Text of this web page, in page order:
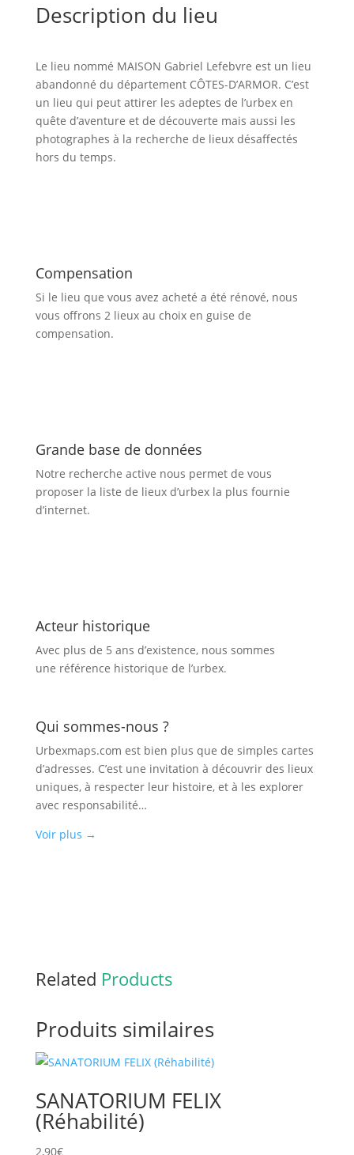
Description du lieu
Le lieu nommé MAISON Gabriel Lefebvre est un lieu
abandonné du département CÔTES-D’ARMOR. C’est
un lieu qui peut attirer les adeptes de l’urbex en
quête d’aventure et de découverte mais aussi les
photographes à la recherche de lieux désaffectés
hors du temps.
Compensation
Si le lieu que vous avez acheté a été rénové, nous
vous offrons 2 lieux au choix en guise de
compensation.
Grande base de données
Notre recherche active nous permet de vous
proposer la liste de lieux d’urbexla plus fournie
d’internet.
Acteur historique
Avec plus de 5 ans d’existence, nous sommes
une référence historique de l’urbex.
Qui sommes-nous ?
Urbexmaps.com est bien plus que de simples cartes
d’adresses. C’est une invitation à découvrir des lieux
uniques, à respecter leur histoire, et à les explorer
avec responsabilité…
Voir plus →
Related Products
Produits similaires
SANATORIUM FELIX
(Réhabilité)
2,90€